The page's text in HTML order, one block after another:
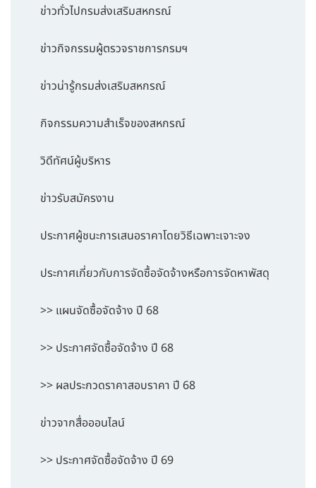
ข่าวทั่วไปกรมส่งเสริมสหกรณ์
ข่าวกิจกรรมผู้ตรวจราชการกรมฯ
ข่าวน่ารู้กรมส่งเสริมสหกรณ์
กิจกรรมความสำเร็จของสหกรณ์
วิดีทัศน์ผู้บริหาร
ข่าวรับสมัครงาน
ประกาศผู้ชนะการเสนอราคาโดยวิธีเฉพาะเจาะจง
ประกาศเกี่ยวกับการจัดซื้อจัดจ้างหรือการจัดหาพัสดุ
>> แผนจัดซื้อจัดจ้าง ปี 68
>> ประกาศจัดซื้อจัดจ้าง ปี 68
>> ผลประกวดราคาสอบราคา ปี 68
ข่าวจากสื่อออนไลน์
>> ประกาศจัดซื้อจัดจ้าง ปี 69